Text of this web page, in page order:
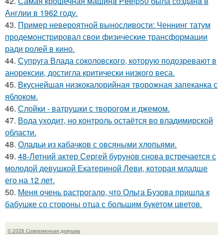
Англии в 1962 году.
43. Пример невероятной выносливости: Ченнинг татум
продемонстрировал свои физические трансформации
ради ролей в кино.
44. Супруга Влада соколовского, которую подозревают в
анорексии, достигла критически низкого веса.
45. Вкуснейшая низкокалорийная творожная запеканка с
яблоком.
46. Слойки - ватрушки с творогом и джемом.
47. Вода уходит, но контроль остаётся во владимирской
области.
48. Оладьи из кабачков с овсяными хлопьями.
49. 48-Летний актер Сергей бурунов снова встречается с
молодой девушкой Екатериной Леви, которая младше
его на 12 лет.
50. Меня очень растрогало, что Ольга Бузова пришла к
бабушке со стороны отца с большим букетом цветов.
© 2026 Современная девушка